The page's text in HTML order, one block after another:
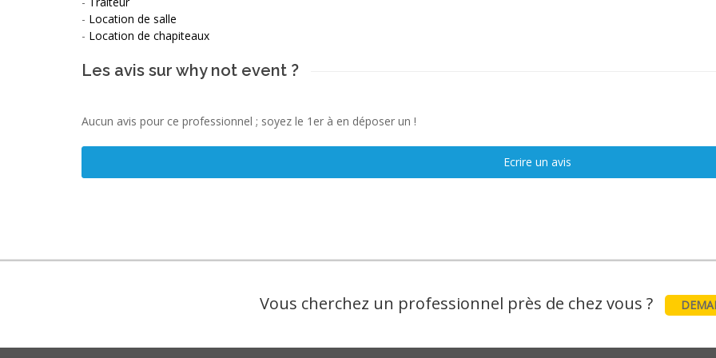
- Location de salle
- Location de chapiteaux
Les avis sur why not event ?
Aucun avis pour ce professionnel ; soyez le 1er à en déposer un !
Ecrire un avis
Vous cherchez un professionnel près de chez vous ?